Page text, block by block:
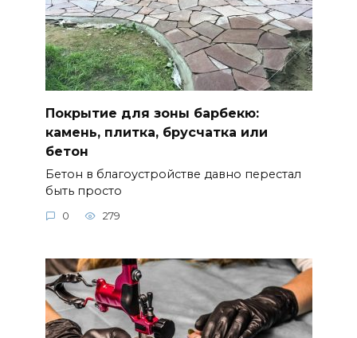
Покрытие для зоны барбекю:
камень, плитка, брусчатка или
бетон
Бетон в благоустройстве давно перестал
быть просто
0 279